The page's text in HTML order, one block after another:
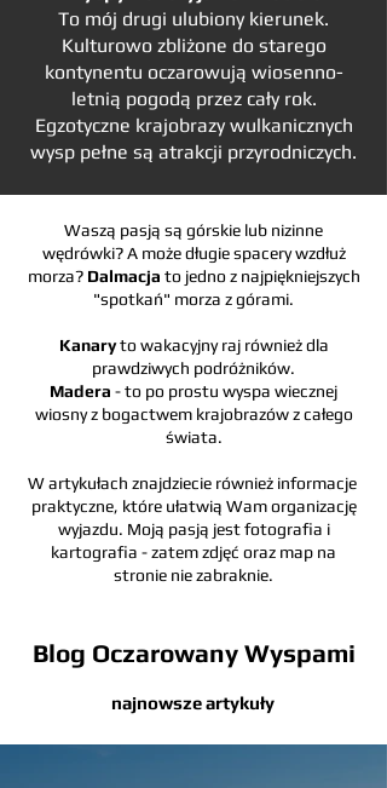
To mój drugi ulubiony kierunek.
Kulturowo zbliżone do starego
kontynentu oczarowują wiosenno-
letnią pogodą przez cały rok.
Egzotyczne krajobrazy wulkanicznych
wysp pełne są atrakcji przyrodniczych.
Waszą pasją są górskie lub nizinne
wędrówki? A może długie spacery wzdłuż
morza? Dalmacja to jedno z najpiękniejszych
"spotkań" morza z górami.
Kanaryto wakacyjny raj również dla
prawdziwych podróżników.
Madera - to po prostu wyspa wiecznej
wiosny z bogactwem krajobrazów z całego
świata.
W artykułach znajdziecie również informacje
praktyczne, które ułatwią Wam organizację
wyjazdu. Moją pasją jest fotografia i
kartografia - zatem zdjęć oraz map na
stronie nie zabraknie.
Blog Oczarowany Wyspami
najnowsze artykuły